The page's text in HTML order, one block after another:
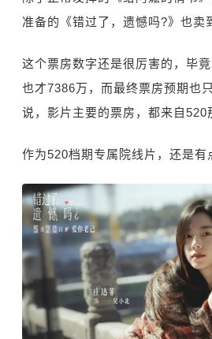
准备的《错过了，遗憾吗?》也卖
这个票房数字还是很厉害的，毕
也才7386万，而最终票房预期也
说，影片主要的票房，都来自520
作为520档期专属院线片，还是有